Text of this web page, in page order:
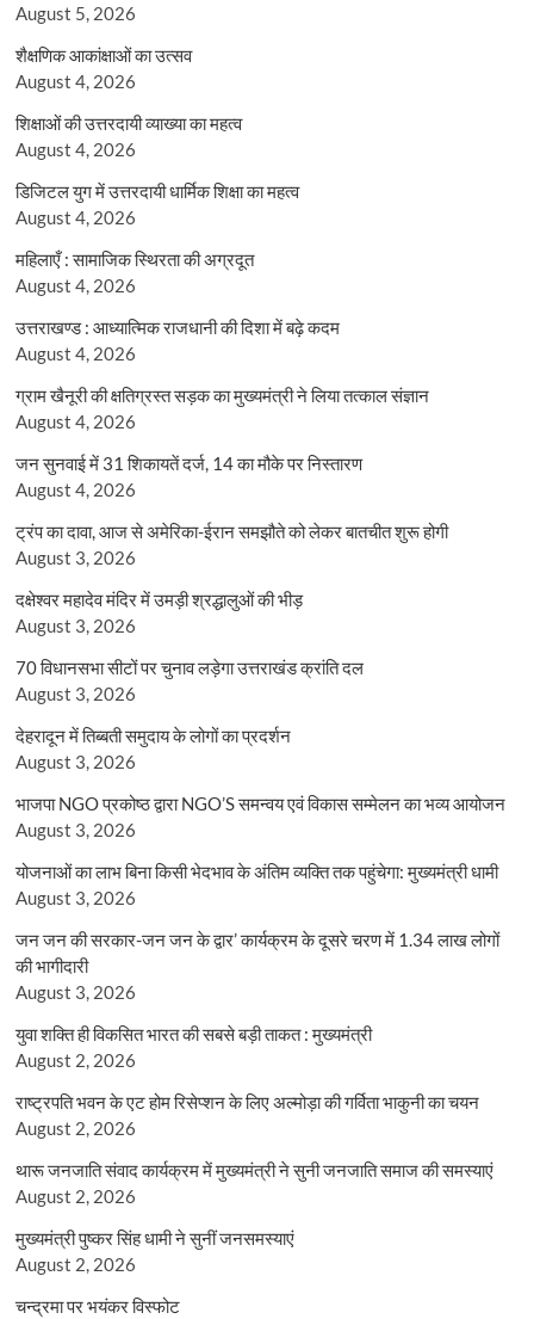
August 5, 2026
शैक्षणिक आकांक्षाओं का उत्सव
August 4, 2026
शिक्षाओं की उत्तरदायी व्याख्या का महत्व
August 4, 2026
डिजिटल युग में उत्तरदायी धार्मिक शिक्षा का महत्व
August 4, 2026
महिलाएँ : सामाजिक स्थिरता की अग्रदूत
August 4, 2026
उत्तराखण्ड : आध्यात्मिक राजधानी की दिशा में बढ़े कदम
August 4, 2026
ग्राम खैनूरी की क्षतिग्रस्त सड़क का मुख्यमंत्री ने लिया तत्काल संज्ञान
August 4, 2026
जन सुनवाई में 31 शिकायतें दर्ज, 14 का मौके पर निस्तारण
August 4, 2026
ट्रंप का दावा, आज से अमेरिका-ईरान समझौते को लेकर बातचीत शुरू होगी
August 3, 2026
दक्षेश्वर महादेव मंदिर में उमड़ी श्रद्धालुओं की भीड़
August 3, 2026
70 विधानसभा सीटों पर चुनाव लड़ेगा उत्तराखंड क्रांति दल
August 3, 2026
देहरादून में तिब्बती समुदाय के लोगों का प्रदर्शन
August 3, 2026
भाजपा NGO प्रकोष्ठ द्वारा NGO’S समन्वय एवं विकास सम्मेलन का भव्य आयोजन
August 3, 2026
योजनाओं का लाभ बिना किसी भेदभाव के अंतिम व्यक्ति तक पहुंचेगा: मुख्यमंत्री धामी
August 3, 2026
जन जन की सरकार-जन जन के द्वार’ कार्यक्रम के दूसरे चरण में 1.34 लाख लोगों
की भागीदारी
August 3, 2026
युवा शक्ति ही विकसित भारत की सबसे बड़ी ताकत : मुख्यमंत्री
August 2, 2026
राष्ट्रपति भवन के एट होम रिसेप्शन के लिए अल्मोड़ा की गर्विता भाकुनी का चयन
August 2, 2026
थारू जनजाति संवाद कार्यक्रम में मुख्यमंत्री ने सुनी जनजाति समाज की समस्याएं
August 2, 2026
मुख्यमंत्री पुष्कर सिंह धामी ने सुनीं जनसमस्याएं
August 2, 2026
चन्द्रमा पर भयंकर विस्फोट